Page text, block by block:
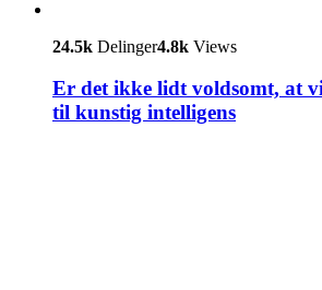
24.5k Delinger4.8k Views
Er det ikke lidt voldsomt, at
til kunstig intelligens